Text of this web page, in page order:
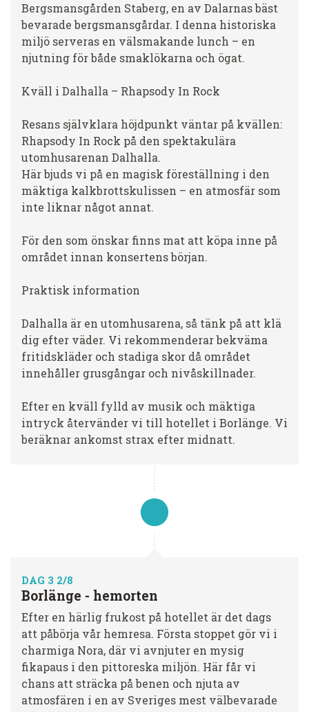
Bergsmansgården Staberg, en av Dalarnas bäst
bevarade bergsmansgårdar. I denna historiska
miljö serveras en välsmakande lunch – en
njutning för både smaklökarna och ögat.
Kväll i Dalhalla – Rhapsody In Rock
Resans självklara höjdpunkt väntar på kvällen:
Rhapsody In Rock på den spektakulära
utomhusarenan Dalhalla.
Här bjuds vi på en magisk föreställning i den
mäktiga kalkbrottskulissen – en atmosfär som
inte liknar något annat.
För den som önskar finns mat att köpa inne på
området innan konsertens början.
Praktisk information
Dalhalla är en utomhusarena, så tänk på att klä
dig efter väder. Vi rekommenderar bekväma
fritidskläder och stadiga skor då området
innehåller grusgångar och nivåskillnader.
Efter en kväll fylld av musik och mäktiga
intryck återvänder vi till hotellet i Borlänge. Vi
beräknar ankomst strax efter midnatt.
DAG 3 2/8
Borlänge - hemorten
Efter en härlig frukost på hotellet är det dags
att påbörja vår hemresa. Första stoppet gör vi i
charmiga Nora, där vi avnjuter en mysig
fikapaus i den pittoreska miljön. Här får vi
chans att sträcka på benen och njuta av
atmosfären i en av Sveriges mest välbevarade